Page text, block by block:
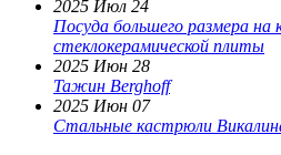
2025 Июл 24
Посуда большего размера на
стеклокерамической плиты
2025 Июн 28
Тажин Berghoff
2025 Июн 07
Стальные кастрюли